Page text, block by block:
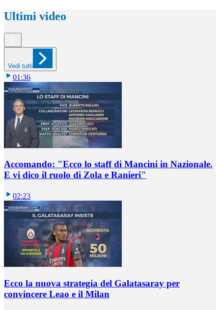
Ultimi video
Vedi tutti
01:36
Accomando: "Ecco lo staff di Mancini in Nazionale.
E vi dico il ruolo di Zola e Ranieri"
02:23
Ecco la nuova strategia del Galatasaray per
convincere Leao e il Milan